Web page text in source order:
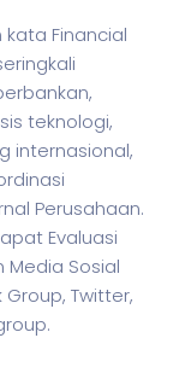
Financial
teknologi,
internasional,
Perusahaan.
Evaluasi
Media Sosial
Twitter,